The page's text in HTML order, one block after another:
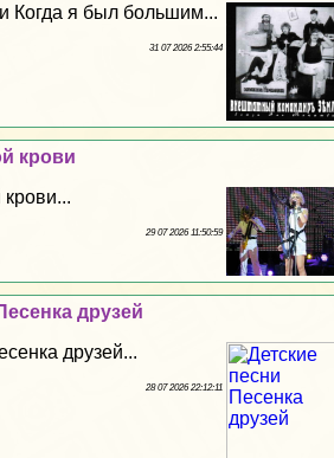
Когда я был большим...
31 07 2026 2:55:44
крови
29 07 2026 11:50:59
друзей
друзей...
28 07 2026 22:12:11